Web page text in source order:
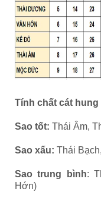
Tính chất cát
Sao tốt: Thái Âm,
Sao xấu: Thái
Sao trung bình:
Hớn)